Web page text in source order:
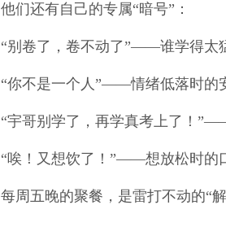
他们还有自己的专属“暗号”：
“别卷了，卷不动了”——谁学得太
“你不是一个人”——情绪低落时的
“宇哥别学了，再学真考上了！
“唉！又想饮了！”——想放松时的
每周五晚的聚餐，是雷打不动的“